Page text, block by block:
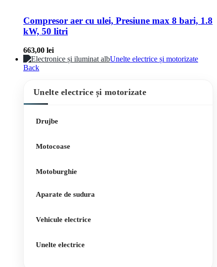
Compresor aer cu ulei, Presiune max 8 bari, 1.8
kW, 50 litri
663,00 lei
Unelte electrice și motorizate
Back
Unelte electrice și motorizate
Drujbe
Motocoase
Motoburghie
Aparate de sudura
Vehicule electrice
Unelte electrice